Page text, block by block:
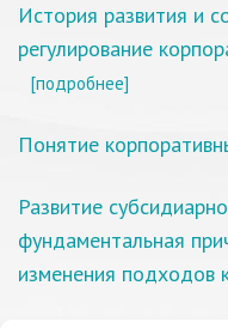
История развития и
регулирование
[подробнее]
Понятие
Развитие
фундаментальная
изменения подходов